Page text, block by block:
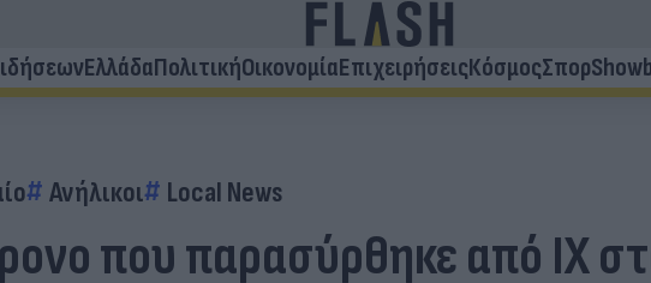
ΕλλάδαΠολιτικήΟικονομίαΕπιχειρήσειςΚόσμοςΣπορ
Ανήλικοι Local News
που παρασύρθηκε από IX